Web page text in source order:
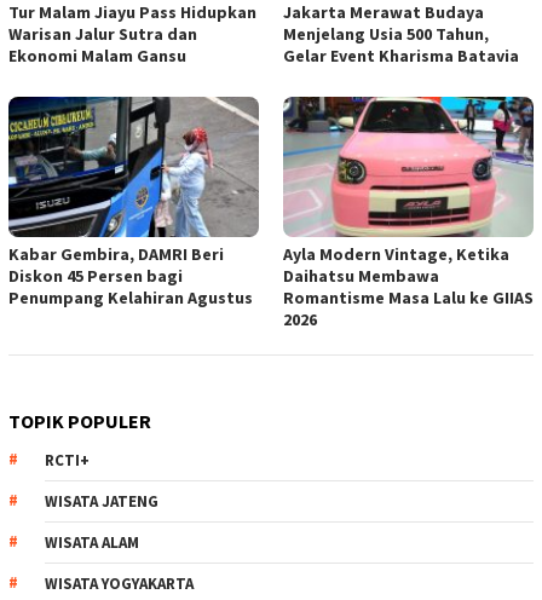
Tur Malam Jiayu Pass Hidupkan
Warisan Jalur Sutra dan
Ekonomi Malam Gansu
Jakarta Merawat Budaya
Menjelang Usia 500 Tahun,
Gelar Event Kharisma Batavia
Kabar Gembira, DAMRI Beri
Diskon 45 Persen bagi
Penumpang Kelahiran Agustus
Ayla Modern Vintage, Ketika
Daihatsu Membawa
Romantisme Masa Lalu ke GIIAS
2026
TOPIK POPULER
RCTI+
WISATA JATENG
WISATA ALAM
WISATA YOGYAKARTA